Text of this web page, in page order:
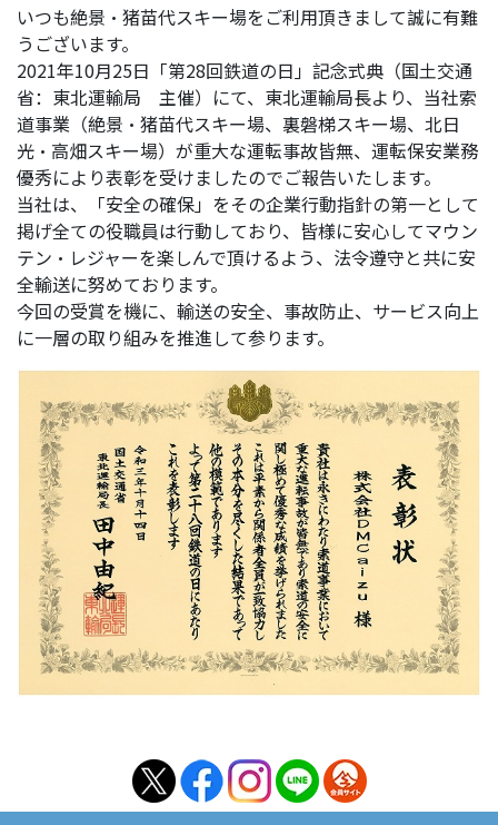
いつも絶景・猪苗代スキー場をご利用頂きまして誠に有難
うございます。
2021年10月25日「第28回鉄道の日」記念式典（国土交通
省：東北運輸局 主催）にて、東北運輸局長より、当社索
道事業（絶景・猪苗代スキー場、裏磐梯スキー場、北日
光・高畑スキー場）が重大な運転事故皆無、運転保安業務
優秀により表彰を受けましたのでご報告いたします。
当社は、「安全の確保」をその企業行動指針の第一として
掲げ全ての役職員は行動しており、皆様に安心してマウン
テン・レジャーを楽しんで頂けるよう、法令遵守と共に安
全輸送に努めております。
今回の受賞を機に、輸送の安全、事故防止、サービス向上
に一層の取り組みを推進して参ります。